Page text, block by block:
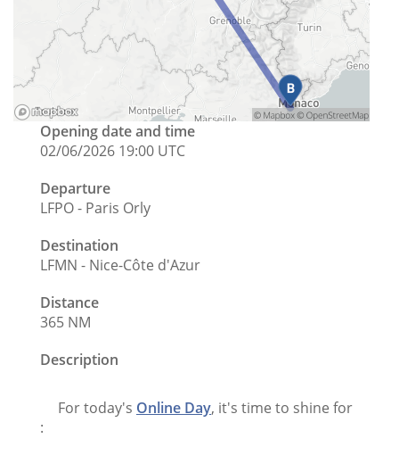
Opening date and time
02/06/2026 19:00 UTC
Departure
LFPO - Paris Orly
Destination
LFMN - Nice-Côte d'Azur
Distance
365 NM
Description
For today's Online Day, it's time to shine for
: